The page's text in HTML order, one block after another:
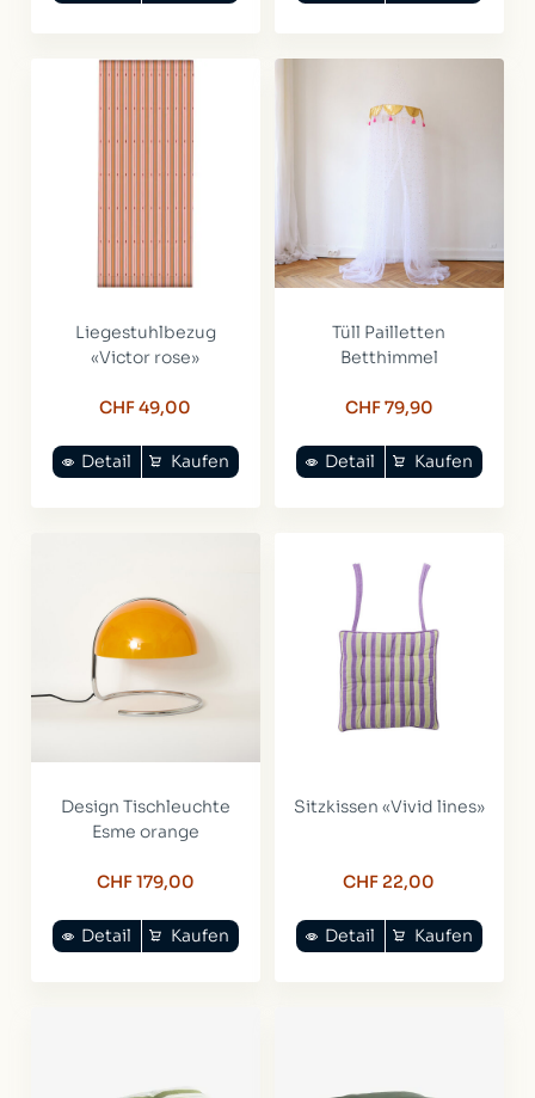
Liegestuhlbezug
«Victor rose»
CHF 49,00
Kaufen
Detail
Tüll Pailletten
Betthimmel
CHF 79,90
Kaufen
Detail
Design Tischleuchte
Esme orange
CHF 179,00
Kaufen
Detail
Sitzkissen «Vivid lines»
CHF 22,00
Kaufen
Detail